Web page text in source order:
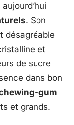
. Son
désagréable
et
de sucre
dans bon
gum
et grands.